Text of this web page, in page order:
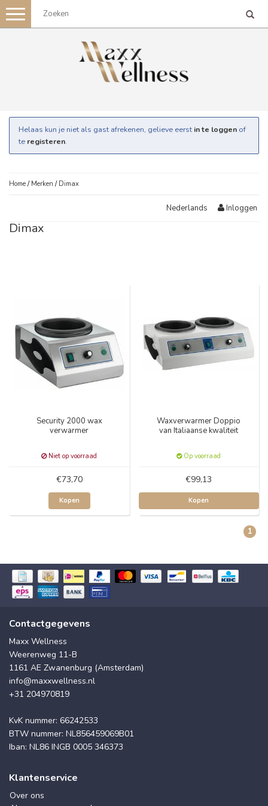
Toggle
navigation
Helaas kun je niet als gast afrekenen, gelieve eerst in te loggen of
te registeren.
Home / Merken / Dimax
Nederlands Inloggen
Dimax
Security 2000 wax
verwarmer
Niet op voorraad
€73,70
Kopen
Waxverwarmer Doppio
van Italiaanse kwaliteit
Op voorraad
€99,13
Kopen
1
Contactgegevens
Maxx Wellness
Weerenweg 11-B
1161 AE Zwanenburg (Amsterdam)
info@maxxwellness.nl
+31 204970819
KvK nummer: 66242533
BTW nummer: NL856459069B01
Iban: NL86 INGB 0005 346373
Klantenservice
Over ons